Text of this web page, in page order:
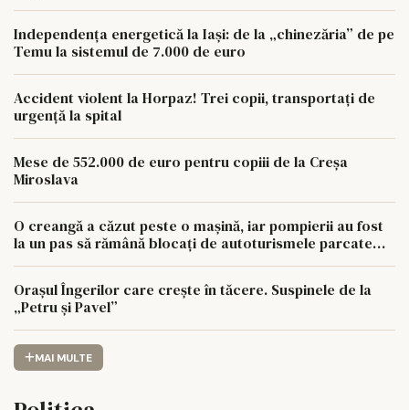
Independența energetică la Iași: de la „chinezăria” de pe
Temu la sistemul de 7.000 de euro
Accident violent la Horpaz! Trei copii, transportați de
urgență la spital
Mese de 552.000 de euro pentru copiii de la Creșa
Miroslava
O creangă a căzut peste o mașină, iar pompierii au fost
la un pas să rămână blocați de autoturismele parcate
aiurea
Orașul Îngerilor care crește în tăcere. Suspinele de la
„Petru și Pavel”
MAI MULTE